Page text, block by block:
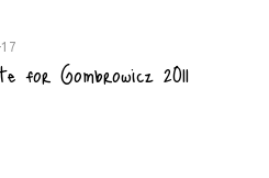
for Gombrowicz 2011